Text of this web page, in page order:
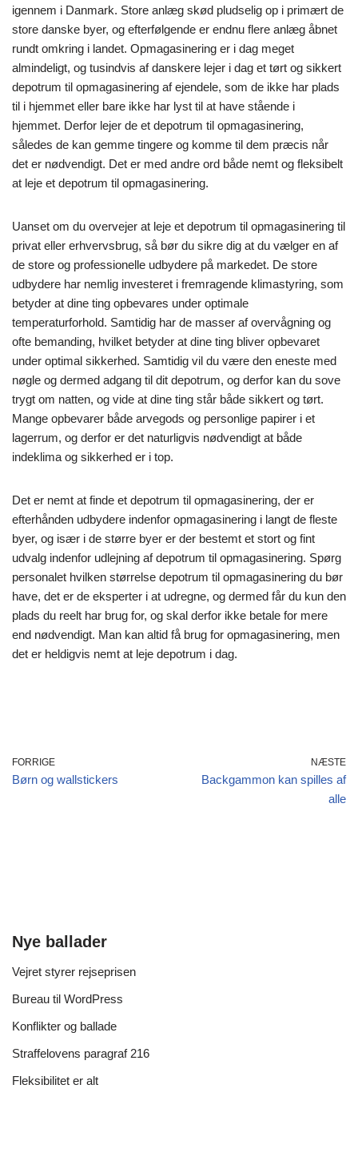
igennem i Danmark. Store anlæg skød pludselig op i primært de
store danske byer, og efterfølgende er endnu flere anlæg åbnet
rundt omkring i landet. Opmagasinering er i dag meget
almindeligt, og tusindvis af danskere lejer i dag et tørt og sikkert
depotrum til opmagasinering af ejendele, som de ikke har plads
til i hjemmet eller bare ikke har lyst til at have stående i
hjemmet. Derfor lejer de et depotrum til opmagasinering,
således de kan gemme tingere og komme til dem præcis når
det er nødvendigt. Det er med andre ord både nemt og fleksibelt
at leje et depotrum til opmagasinering.
Uanset om du overvejer at leje et depotrum til opmagasinering til
privat eller erhvervsbrug, så bør du sikre dig at du vælger en af
de store og professionelle udbydere på markedet. De store
udbydere har nemlig investeret i fremragende klimastyring, som
betyder at dine ting opbevares under optimale
temperaturforhold. Samtidig har de masser af overvågning og
ofte bemanding, hvilket betyder at dine ting bliver opbevaret
under optimal sikkerhed. Samtidig vil du være den eneste med
nøgle og dermed adgang til dit depotrum, og derfor kan du sove
trygt om natten, og vide at dine ting står både sikkert og tørt.
Mange opbevarer både arvegods og personlige papirer i et
lagerrum, og derfor er det naturligvis nødvendigt at både
indeklima og sikkerhed er i top.
Det er nemt at finde et depotrum til opmagasinering, der er
efterhånden udbydere indenfor opmagasinering i langt de fleste
byer, og især i de større byer er der bestemt et stort og fint
udvalg indenfor udlejning af depotrum til opmagasinering. Spørg
personalet hvilken størrelse depotrum til opmagasinering du bør
have, det er de eksperter i at udregne, og dermed får du kun den
plads du reelt har brug for, og skal derfor ikke betale for mere
end nødvendigt. Man kan altid få brug for opmagasinering, men
det er heldigvis nemt at leje depotrum i dag.
FORRIGE
Børn og wallstickers
NÆSTE
Backgammon kan spilles af
alle
Nye ballader
Vejret styrer rejseprisen
Bureau til WordPress
Konflikter og ballade
Straffelovens paragraf 216
Fleksibilitet er alt